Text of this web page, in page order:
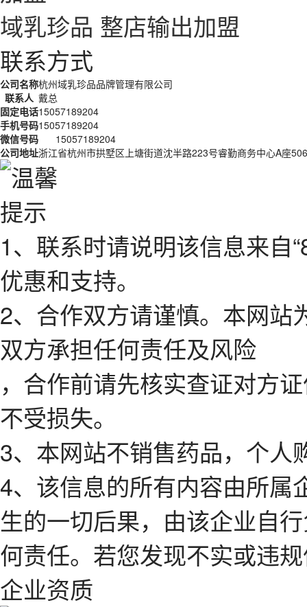
域乳珍品 整店输出加盟
联系方式
公司名称杭州域乳珍品品牌管理有限公司
联系人 戴总
固定电话15057189204
手机号码15057189204
微信号码
15057189204
公司地址浙江省杭州市拱墅区上塘街道沈半路223号睿勤商务中心A座
1、联系时请说明该信息来自
优惠和支持。
2、合作双方请谨慎。本网站
双方承担任何责任及风险
，合作前请先核实查证对方
不受损失。
3、本网站不销售药品，个人
4、该信息的所有内容由所属
生的一切后果，由该企业自
何责任。若您发现不实或违
企业资质